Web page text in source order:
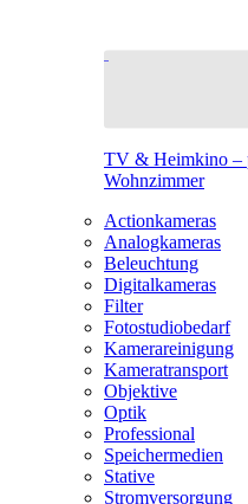
TV & Heimkino –
Wohnzimmer
Actionkameras
Analogkameras
Beleuchtung
Digitalkameras
Filter
Fotostudiobedarf
Kamerareinigung
Kameratransport
Objektive
Optik
Professional
Speichermedien
Stative
Stromversorgung